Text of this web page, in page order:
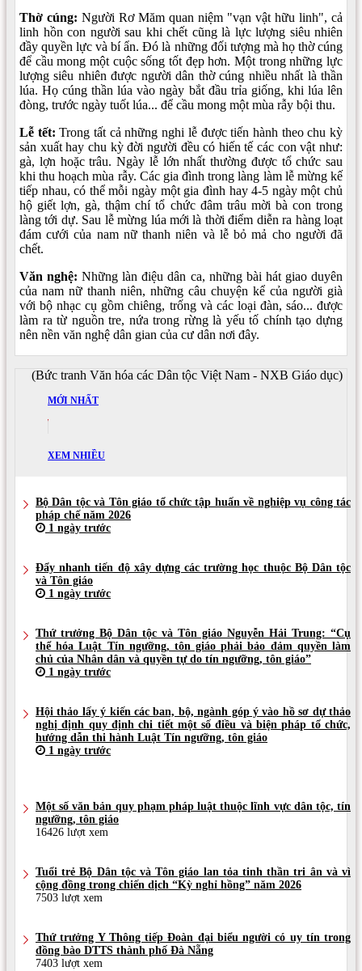
Thờ cúng: Người Rơ Măm quan niệm "vạn vật hữu linh", cả
linh hồn con người sau khi chết cũng là lực lượng siêu nhiên
đầy quyền lực và bí ẩn. Ðó là những đối tượng mà họ thờ cúng
để cầu mong một cuộc sống tốt đẹp hơn. Một trong những lực
lượng siêu nhiên được người dân thờ cúng nhiều nhất là thần
lúa. Họ cúng thần lúa vào ngày bắt đầu trỉa giống, khi lúa lên
đòng, trước ngày tuốt lúa... để cầu mong một mùa rẫy bội thu.
Lễ tết: Trong tất cả những nghi lễ được tiến hành theo chu kỳ
sản xuất hay chu kỳ đời người đều có hiến tế các con vật như:
gà, lợn hoặc trâu. Ngày lễ lớn nhất thường được tổ chức sau
khi thu hoạch mùa rẫy. Các gia đình trong làng làm lễ mừng kế
tiếp nhau, có thể mỗi ngày một gia đình hay 4-5 ngày một chủ
hộ giết lợn, gà, thậm chí tổ chức đâm trâu mời bà con trong
làng tới dự. Sau lễ mừng lúa mới là thời điểm diễn ra hàng loạt
đám cưới của nam nữ thanh niên và lễ bỏ mả cho người đã
chết.
Văn nghệ: Những làn điệu dân ca, những bài hát giao duyên
của nam nữ thanh niên, những câu chuyện kể của người già
với bộ nhạc cụ gồm chiêng, trống và các loại đàn, sáo... được
làm ra từ nguồn tre, nứa trong rừng là yếu tố chính tạo dựng
nên nền văn nghệ dân gian của cư dân nơi đây.
(Bức tranh Văn hóa các Dân tộc Việt Nam - NXB Giáo dục)
MỚI NHẤT
XEM NHIỀU
Bộ Dân tộc và Tôn giáo tổ chức tập huấn về nghiệp vụ công tác
pháp chế năm 2026
1 ngày trước
Đẩy nhanh tiến độ xây dựng các trường học thuộc Bộ Dân tộc
và Tôn giáo
1 ngày trước
Thứ trưởng Bộ Dân tộc và Tôn giáo Nguyễn Hải Trung: “Cụ
thể hóa Luật Tín ngưỡng, tôn giáo phải bảo đảm quyền làm
chủ của Nhân dân và quyền tự do tín ngưỡng, tôn giáo”
1 ngày trước
Hội thảo lấy ý kiến các ban, bộ, ngành góp ý vào hồ sơ dự thảo
nghị định quy định chi tiết một số điều và biện pháp tổ chức,
hướng dẫn thi hành Luật Tín ngưỡng, tôn giáo
1 ngày trước
Một số văn bản quy phạm pháp luật thuộc lĩnh vực dân tộc, tín
ngưỡng, tôn giáo
16426 lượt xem
Tuổi trẻ Bộ Dân tộc và Tôn giáo lan tỏa tinh thần tri ân và vì
cộng đồng trong chiến dịch “Kỳ nghỉ hồng” năm 2026
7503 lượt xem
Thứ trưởng Y Thông tiếp Đoàn đại biểu người có uy tín trong
đồng bào DTTS thành phố Đà Nẵng
7403 lượt xem